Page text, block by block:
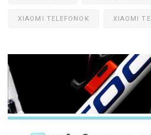
XIAOMI TELEFONOK XIAOMI